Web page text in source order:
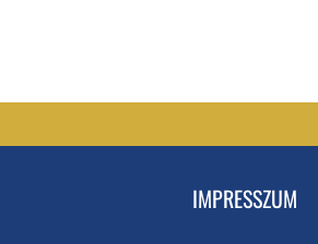
IMPRESSZUM